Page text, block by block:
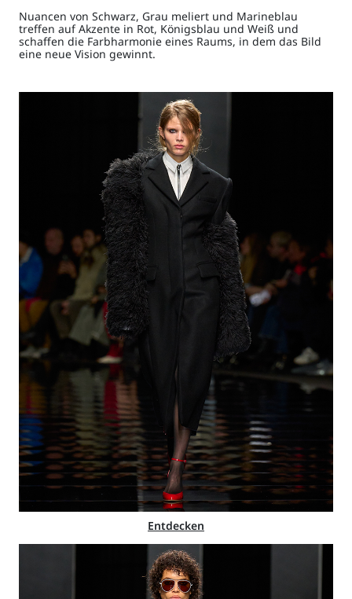
Nuancen von Schwarz, Grau meliert und Marineblau
treffen auf Akzente in Rot, Königsblau und Weiß und
schaffen die Farbharmonie eines Raums, in dem das Bild
eine neue Vision gewinnt.
Entdecken